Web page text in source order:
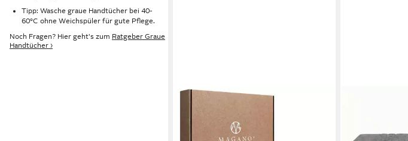
Tipp: Wasche graue Handtücher bei 40-
60°C ohne Weichspüler für gute Pflege.
Noch Fragen? Hier geht's zum Ratgeber Graue
Handtücher ›